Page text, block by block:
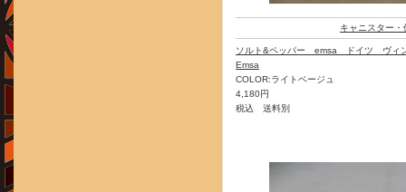
キャニスター・
ソルト&ペッパー emsa ドイツ ヴィ
Emsa
COLOR:ライトベージュ
4,180円
税込 送料別